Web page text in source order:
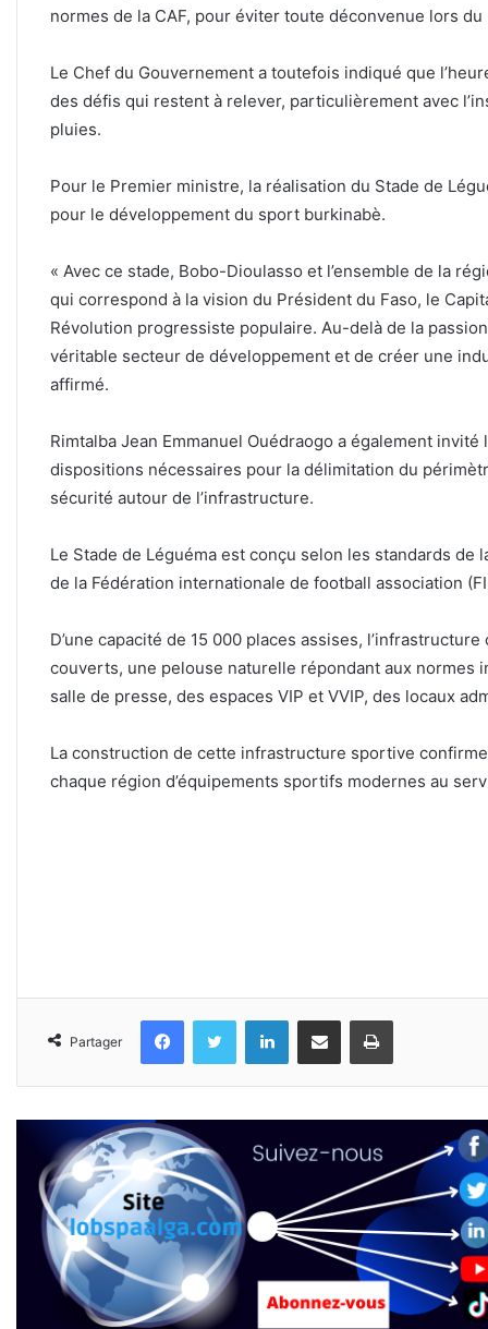
normes de la CAF, pour éviter toute déconvenue lors
‎Le Chef du Gouvernement a toutefois indiqué que
des défis qui restent à relever, particulièrement avec
pluies.
‎Pour le Premier ministre, la réalisation du Stade de
pour le développement du sport burkinabè.
‎« Avec ce stade, Bobo-Dioulasso et l’ensemble de la
qui correspond à la vision du Président du Faso, le
Révolution progressiste populaire. Au-delà de la
véritable secteur de développement et de créer une
affirmé.
‎Rimtalba Jean Emmanuel Ouédraogo a également
dispositions nécessaires pour la délimitation du
sécurité autour de l’infrastructure.
‎Le Stade de Léguéma est conçu selon les standards
de la Fédération internationale de football association
‎D’une capacité de 15 000 places assises,
couverts, une pelouse naturelle répondant aux normes
salle de presse, des espaces VIP et VVIP, des locaux
‎La construction de cette infrastructure sportive
chaque région d’équipements sportifs modernes au
Partager
FacebookTwitter LinkedinPartager par email Imprimer